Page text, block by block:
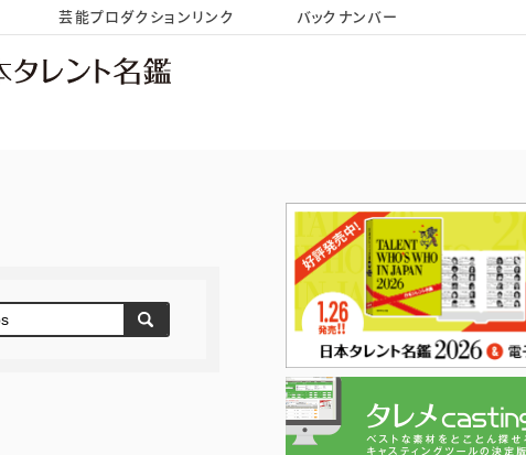
HOME お問い合わせ 会社概要 個人情報保護
芸能プロダクションリンク バックナンバー